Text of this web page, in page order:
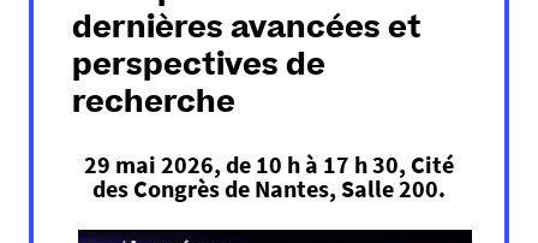
dernières avancées et
perspectives de
recherche
29 mai 2026, de 10 h à 17 h 30, Cité
des Congrès de Nantes, Salle 200.